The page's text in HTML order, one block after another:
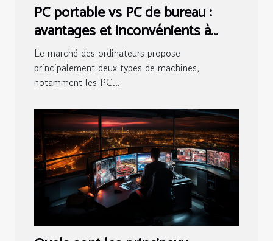
PC portable vs PC de bureau :
avantages et inconvénients à
considérer
Le marché des ordinateurs propose
principalement deux types de machines,
notamment les PC...